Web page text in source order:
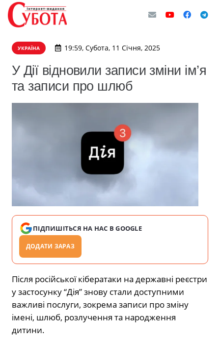
УКРАЇНА 19:59, Субота, 11 Січня, 2025
У Дії відновили записи зміни ім’я
та записи про шлюб
ПІДПИШІТЬСЯ НА НАС В GOOGLE
ДОДАТИ ЗАРАЗ
Після російської кібератаки на державні реєстри
у застосунку “Дія” знову стали доступними
важливі послуги, зокрема записи про зміну
імені, шлюб, розлучення та народження
дитини.